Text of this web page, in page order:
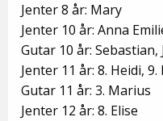
Jenter 8 år: Mary
Jenter 10 år: Anna
Gutar 10 år: Sebastian,
Jenter 11 år: 8. Heidi,
Gutar 11 år: 3. Marius
Jenter 12 år: 8. Elise